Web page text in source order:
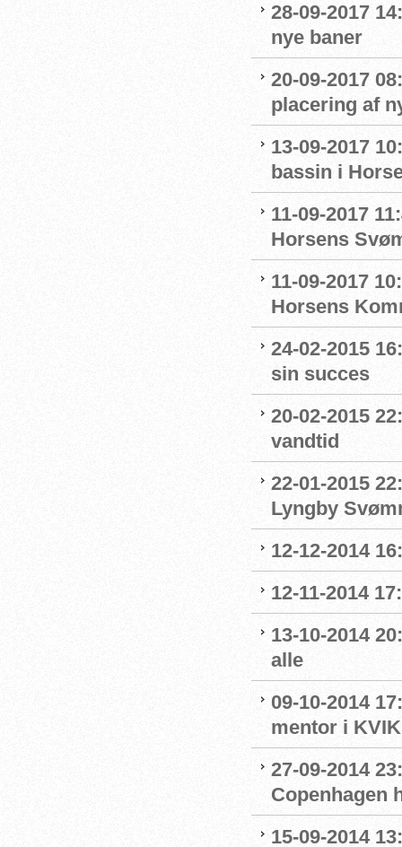
28-09-2017
nye baner
20-09-2017
placering af
13-09-2017
bassin i
11-09-2017
Horsens
11-09-2017
Horsens
24-02-2015
sin succes
20-02-2015
vandtid
22-01-2015
Lyngby
12-12-2014
12-11-2014
13-10-2014
alle
09-10-2014
mentor i
27-09-2014
Copenhagen
15-09-2014